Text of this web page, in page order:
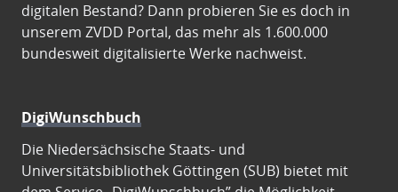
digitalen Bestand? Dann probieren Sie es doch in
unserem ZVDD Portal, das mehr als 1.600.000
bundesweit digitalisierte Werke nachweist.
DigiWunschbuch
Die Niedersächsische Staats- und
Universitätsbibliothek Göttingen (SUB) bietet mit